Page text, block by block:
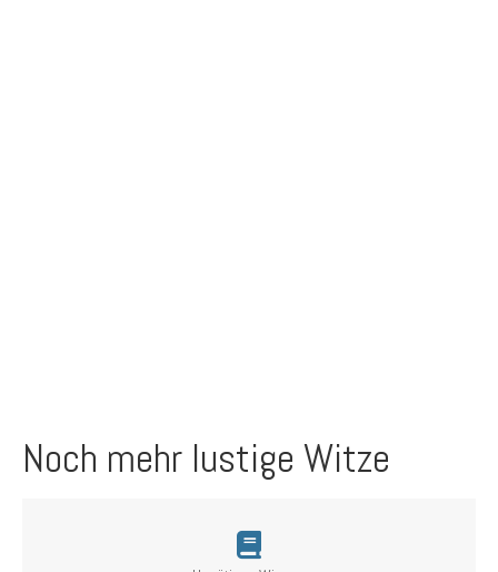
Noch mehr lustige Witze